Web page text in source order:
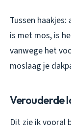
Tussen
is met mos, is
vanwege het
moslaag je
Verouderde
Dit zie ik vooral